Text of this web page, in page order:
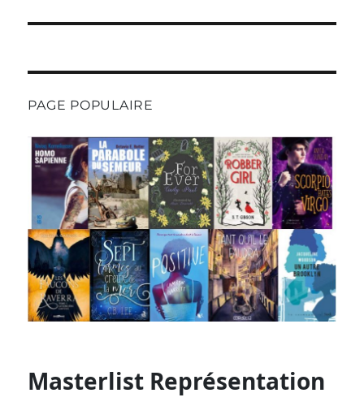
PAGE POPULAIRE
Masterlist Représentation